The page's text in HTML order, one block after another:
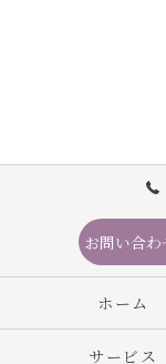
お問い合わ
ホーム
サービス